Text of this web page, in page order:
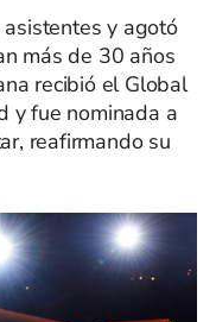
y agotó
más de 30 años
recibió el Global
y fue nominada a
reafirmando su